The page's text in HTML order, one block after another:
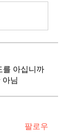
를 아십니까
아님
팔로우